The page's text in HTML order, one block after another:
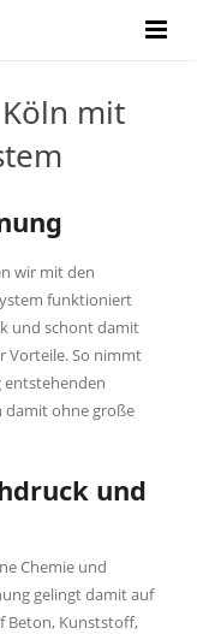
mit
wir mit den
funktioniert
und schont damit
Vorteile. So nimmt
entstehenden
damit ohne große
und
Chemie und
gelingt damit auf
Beton, Kunststoff,